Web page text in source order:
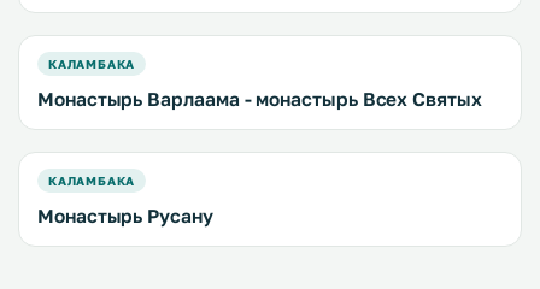
КАЛАМБАКА
Монастырь Варлаама - монастырь Всех Святых
КАЛАМБАКА
Монастырь Русану